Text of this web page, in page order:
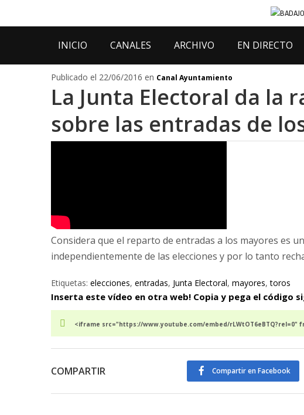
INICIO CANALES ARCHIVO EN DIRECTO
Publicado el 22/06/2016 en Canal Ayuntamiento
La Junta Electoral da la
sobre las entradas de
Considera que el reparto de entradas a los mayores es
independientemente de las elecciones y por lo tanto
Etiquetas: elecciones, entradas, Junta Electoral, mayores,toros
Inserta este vídeo en otra web! Copia y pega el código
<iframe src="https://www.youtube.com/embed/
COMPARTIR Compartir en Facebook